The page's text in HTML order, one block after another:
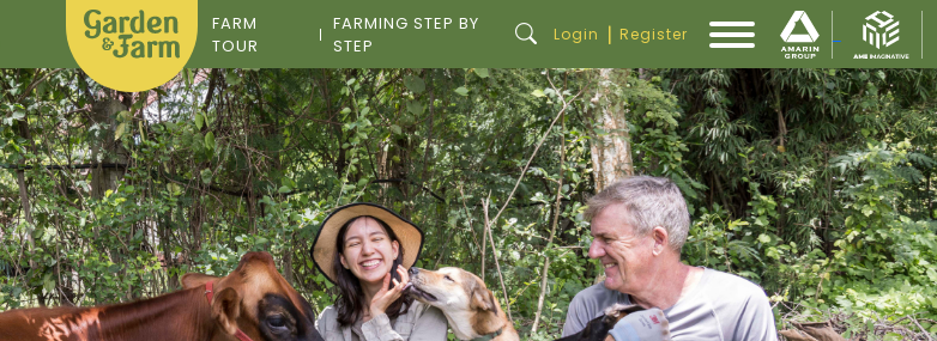
FARM
TOUR
FARMING STEP BY
STEP
Login | Register